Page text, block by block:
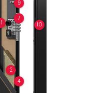
2
4
7
9
10